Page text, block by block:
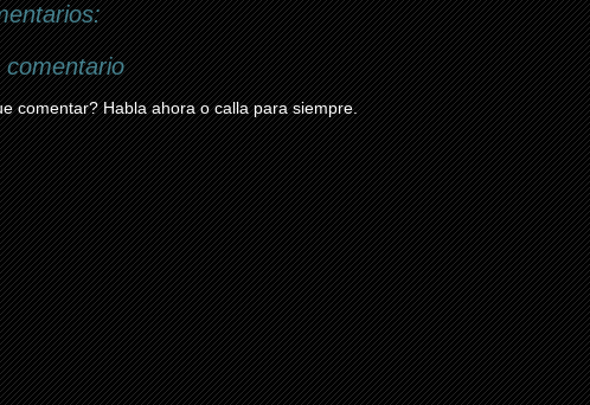
comentario
comentar? Habla ahora o calla para siempre.